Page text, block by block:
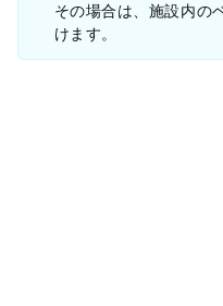
その場合は、施設内の
けます。